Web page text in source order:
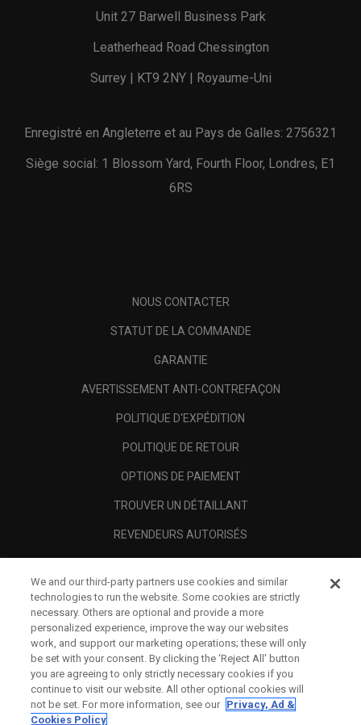
Unit 27 Barwell Business Park
Leatherhead Road Chessington
Surrey | KT9 2NY | Royaume-Uni
Enregistré en Angleterre et au Pays de Galles: 2756321
Siège social: 1 Blossom Yard, Fourth Floor, Londres, E1
6RS
NOUS CONTACTER
STATUT DE LA COMMANDE
GARANTIE
AVERTISSEMENT ANTI-CONTREFAÇON
POLITIQUE D'EXPÉDITION
POLITIQUE DE RETOUR
OPTIONS DE PAIEMENT
TROUVER UN DÉTAILLANT
REVENDEURS AUTORISÉS
A PROPOS
MENTIONS LÉGALES
We and our third-party partners use cookies and similar
technologies to run the website. Some cookies are strictly
necessary. Others are optional and provide a more
personalized experience, improve the way our websites
work, and support our marketing operations; these will only
be set with your consent. By clicking the ‘Reject All' button
you are agreeing to only strictly necessary cookies if you
continue to visit our website. All other optional cookies will
not be set. For more information, see our Privacy, Ad &
Cookies Policy